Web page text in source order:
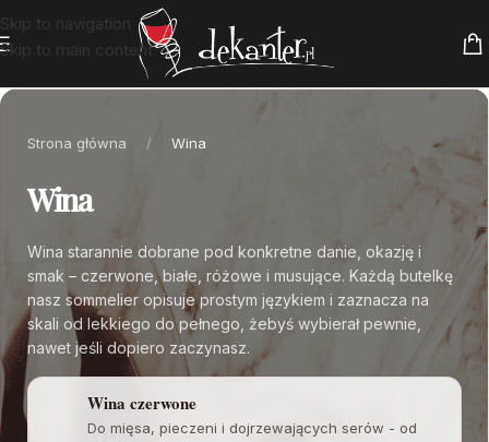
Skip to navigation
Skip to main content
Strona główna / Wina
Wina
Wina starannie dobrane pod konkretne danie, okazję i
smak – czerwone, białe, różowe i musujące. Każdą butelkę
nasz sommelier opisuje prostym językiem i zaznacza na
skali od lekkiego do pełnego, żebyś wybierał pewnie,
nawet jeśli dopiero zaczynasz.
Wina czerwone
Do mięsa, pieczeni i dojrzewających serów - od